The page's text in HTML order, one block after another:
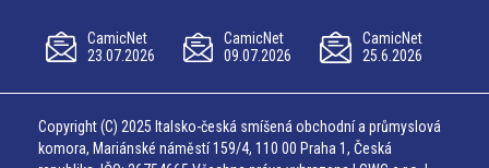
CamicNet
23.07.2026
CamicNet
09.07.2026
CamicNet
25.6.2026
Copyright (C) 2025 Italsko-česká smíšená obchodní a průmyslová
komora, Mariánské náměstí 159/4, 110 00 Praha 1, Česká